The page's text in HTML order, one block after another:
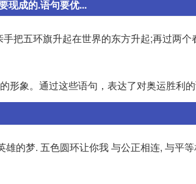
现成的.语句要优...
手把五环旗升起在世界的东方升起;再过两
形象。通过这些语句，表达了对奥运胜利的
的梦. 五色圆环让你我 与公正相连, 与平